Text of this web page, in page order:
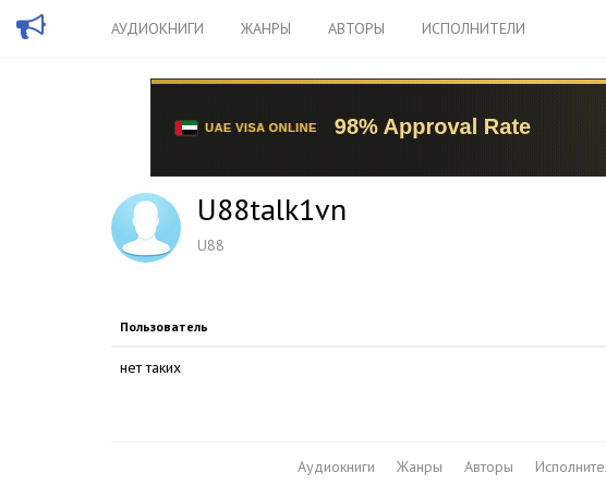
АУДИОКНИГИ ЖАНРЫ АВТОРЫ ИСПОЛНИТЕЛИ
U88talk1vn
U88
Пользователь
нет таких
Аудиокниги Жанры Авторы